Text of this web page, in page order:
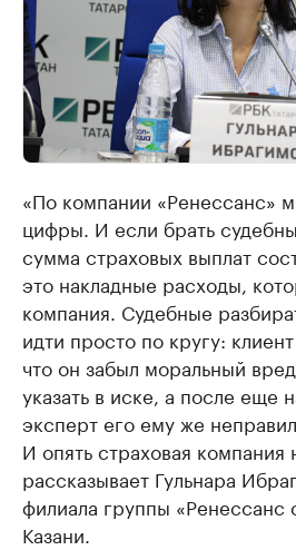
«По компании «Ренессанс»
цифры. И если брать
сумма страховых выплат
это накладные расходы,
компания. Судебные
идти просто по кругу:
что он забыл моральный
указать в иске, а после еще
эксперт его ему же
И опять страховая компания
рассказывает Гульнара
филиала группы «Ренессанс
Казани.